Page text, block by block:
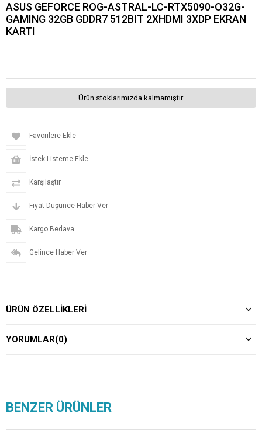
ASUS GEFORCE ROG-ASTRAL-LC-RTX5090-O32G-
GAMING 32GB GDDR7 512BIT 2XHDMI 3XDP EKRAN
KARTI
Ürün stoklarımızda kalmamıştır.
Favorilere Ekle
İstek Listeme Ekle
Karşılaştır
Fiyat Düşünce Haber Ver
Kargo Bedava
Gelince Haber Ver
ÜRÜN ÖZELLIKLERI
YORUMLAR(0)
BENZER ÜRÜNLER